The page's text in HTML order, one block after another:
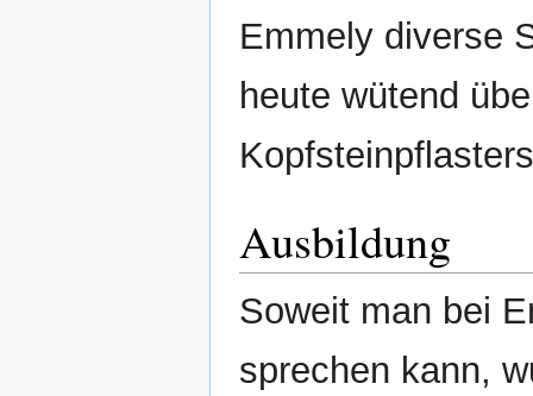
Emmely diverse
heute wütend
Ausbildung
Soweit man bei
sprechen kann,